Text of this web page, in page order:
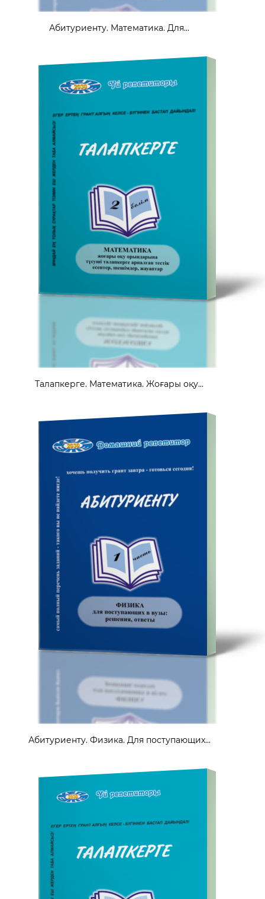
Абитуриенту. Математика. Для...
Талапкерге. Математика. Жоғары оқу...
Абитуриенту. Физика. Для поступающих...